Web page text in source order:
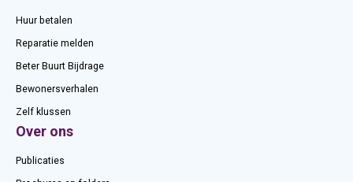
Huur betalen
Reparatie melden
Beter Buurt Bijdrage
Bewonersverhalen
Zelf klussen
Over ons
Publicaties